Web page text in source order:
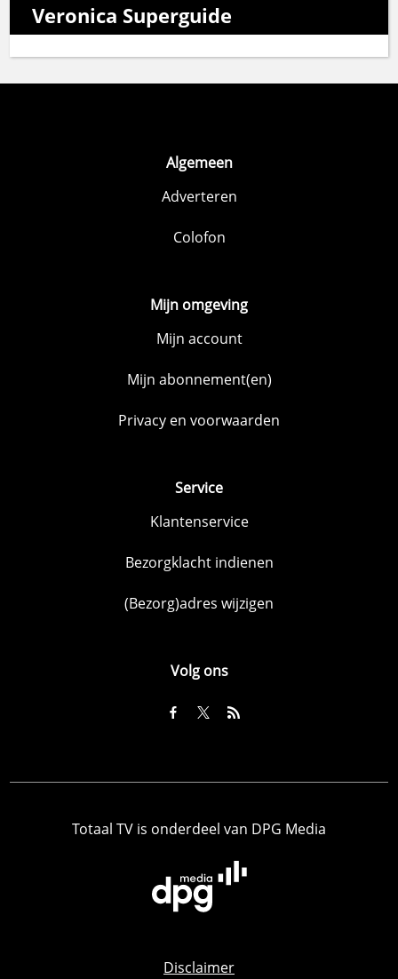
Veronica Superguide
Algemeen
Adverteren
Colofon
Mijn omgeving
Mijn account
Mijn abonnement(en)
Privacy en voorwaarden
Service
Klantenservice
Bezorgklacht indienen
(Bezorg)adres wijzigen
Volg ons
Totaal TV is onderdeel van DPG Media
Disclaimer